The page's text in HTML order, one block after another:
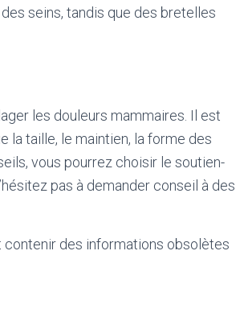
seins, tandis que des bretelles
les douleurs mammaires. Il est
la taille, le maintien, la forme des
vous pourrez choisir le soutien-
pas à demander conseil à des
contenir des informations obsolètes